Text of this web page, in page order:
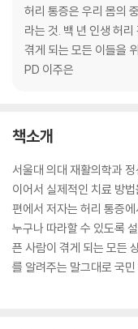
허리 통증은 우리 몸의
라는 것. 백 년 인생 허
겪게 되는 모든 이들을
PD 이주은
책소개
서울대 의대 재활의학과
이어서 실제적인 치료 방
편에서 저자는 허리 통증
누구나 따라할 수 있도록
픈 사람이 겪게 되는 모든
를 알려주는 말그대로 국